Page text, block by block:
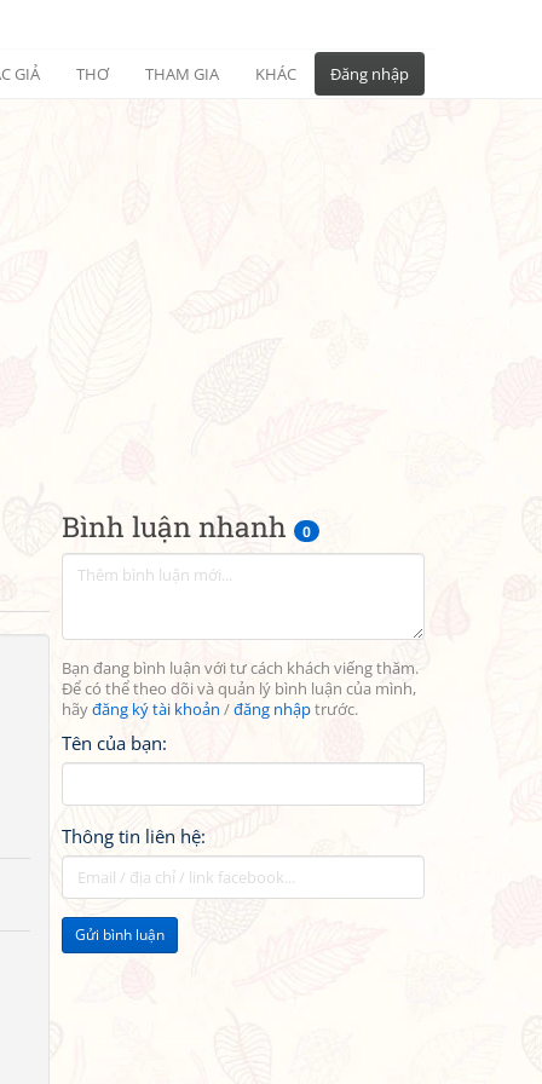
GIẢ THƠ THAM GIA KHÁC Đăng nhập
Bình luận nhanh 0
Bạn đang bình luận với tư cách khách viếng thăm.
Để có thể theo dõi và quản lý bình luận của mình,
hãyđăng ký tài khoản /đăng nhậptrước.
Tên của bạn:
Thông tin liên hệ:
Gửi bình luận